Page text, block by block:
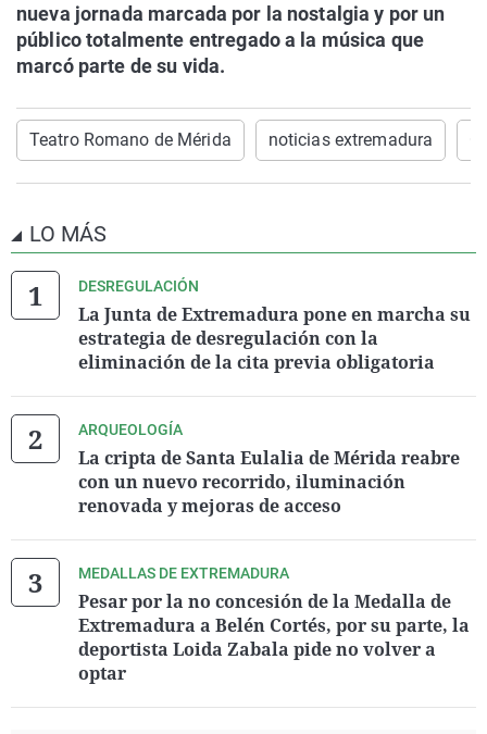
nueva jornada marcada por la nostalgia y por un
público totalmente entregado a la música que
marcó parte de su vida.
Teatro Romano de Mérida noticias extremadura
LO MÁS
DESREGULACIÓN
La Junta de Extremadura pone en marcha su
estrategia de desregulación con la
eliminación de la cita previa obligatoria
ARQUEOLOGÍA
La cripta de Santa Eulalia de Mérida reabre
con un nuevo recorrido, iluminación
renovada y mejoras de acceso
MEDALLAS DE EXTREMADURA
Pesar por la no concesión de la Medalla de
Extremadura a Belén Cortés, por su parte, la
deportista Loida Zabala pide no volver a
optar